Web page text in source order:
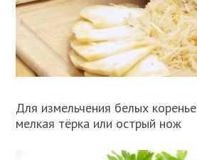
Для измельчения белых
мелкая тёрка или острый нож